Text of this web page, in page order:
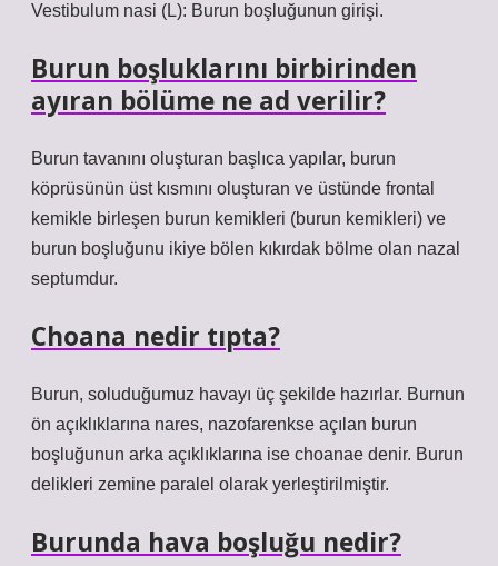
Vestibulum nasi (L): Burun boşluğunun girişi.
Burun boşluklarını birbirinden
ayıran bölüme ne ad verilir?
Burun tavanını oluşturan başlıca yapılar, burun
köprüsünün üst kısmını oluşturan ve üstünde frontal
kemikle birleşen burun kemikleri (burun kemikleri) ve
burun boşluğunu ikiye bölen kıkırdak bölme olan nazal
septumdur.
Choana nedir tıpta?
Burun, soluduğumuz havayı üç şekilde hazırlar. Burnun
ön açıklıklarına nares, nazofarenkse açılan burun
boşluğunun arka açıklıklarına ise choanae denir. Burun
delikleri zemine paralel olarak yerleştirilmiştir.
Burunda hava boşluğu nedir?